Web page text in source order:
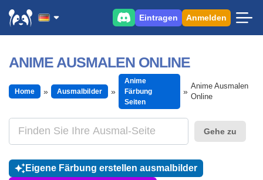
Eintragen Anmelden
ANIME AUSMALEN ONLINE
Home Ausmalbilder
Anime
Färbung
Seiten
Anime Ausmalen
Online
Gehe zu
Eigene Färbung erstellen ausmalbilder